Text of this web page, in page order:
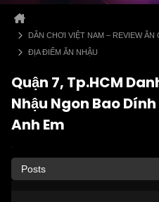
DÂN CHƠI VIỆT NAM – REVIEW
ĐỊA ĐIỂM ĂN NHẬU
Quận 7, Tp.HCM
Nhậu Ngon Bao
Anh Em